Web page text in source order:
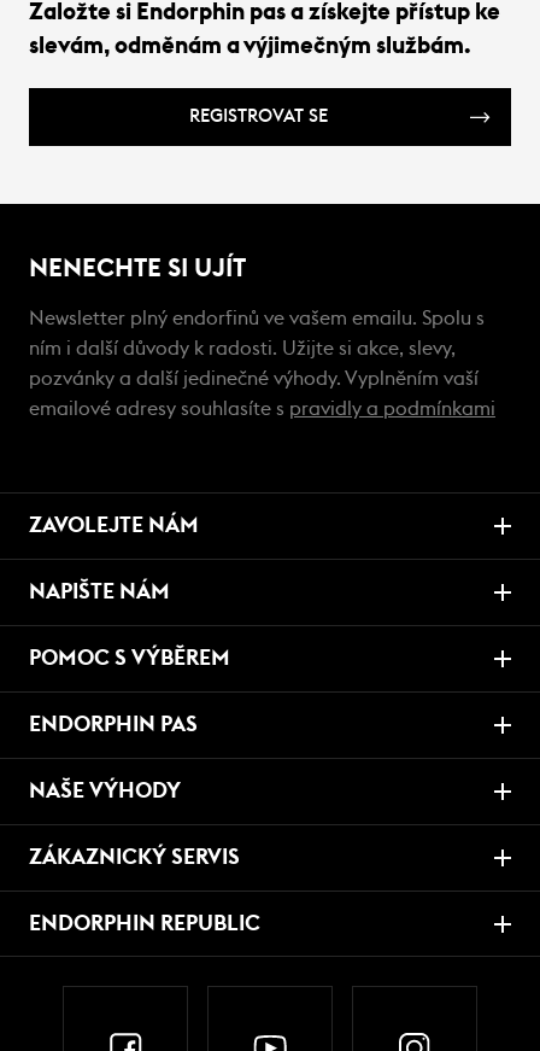
Založte si Endorphin pas a získejte přístup ke
slevám, odměnám a výjimečným službám.
REGISTROVAT SE
NENECHTE SI UJÍT
Newsletter plný endorfinů ve vašem emailu. Spolu s
ním i další důvody k radosti. Užijte si akce, slevy,
pozvánky a další jedinečné výhody. Vyplněním vaší
emailové adresy souhlasíte s pravidly a podmínkami
ZAVOLEJTE NÁM
NAPIŠTE NÁM
POMOC S VÝBĚREM
ENDORPHIN PAS
NAŠE VÝHODY
ZÁKAZNICKÝ SERVIS
ENDORPHIN REPUBLIC